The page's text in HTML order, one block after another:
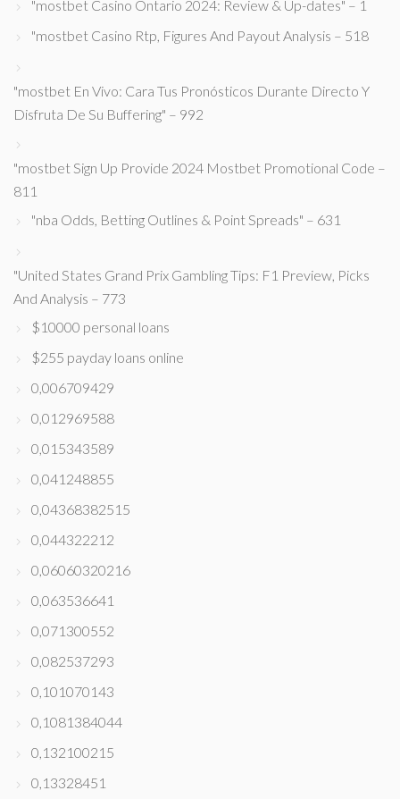
"mostbet Casino Ontario 2024: Review & Up-dates" – 1
"mostbet Casino Rtp, Figures And Payout Analysis – 518
"mostbet En Vivo: Cara Tus Pronósticos Durante Directo Y
Disfruta De Su Buffering" – 992
"mostbet Sign Up Provide 2024 Mostbet Promotional Code –
811
"nba Odds, Betting Outlines & Point Spreads" – 631
"United States Grand Prix Gambling Tips: F1 Preview, Picks
And Analysis – 773
$10000 personal loans
$255 payday loans online
0,006709429
0,012969588
0,015343589
0,041248855
0,04368382515
0,044322212
0,06060320216
0,063536641
0,071300552
0,082537293
0,101070143
0,1081384044
0,132100215
0,13328451